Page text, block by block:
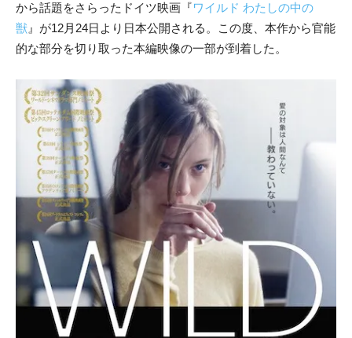
から話題をさらったドイツ映画『ワイルド わたしの中の
獣 』が12月24日より日本公開される。この度、本作から官能
的な部分を切り取った本編映像の一部が到着した。